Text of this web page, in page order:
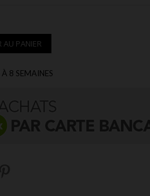
AU PANIER
8 SEMAINES